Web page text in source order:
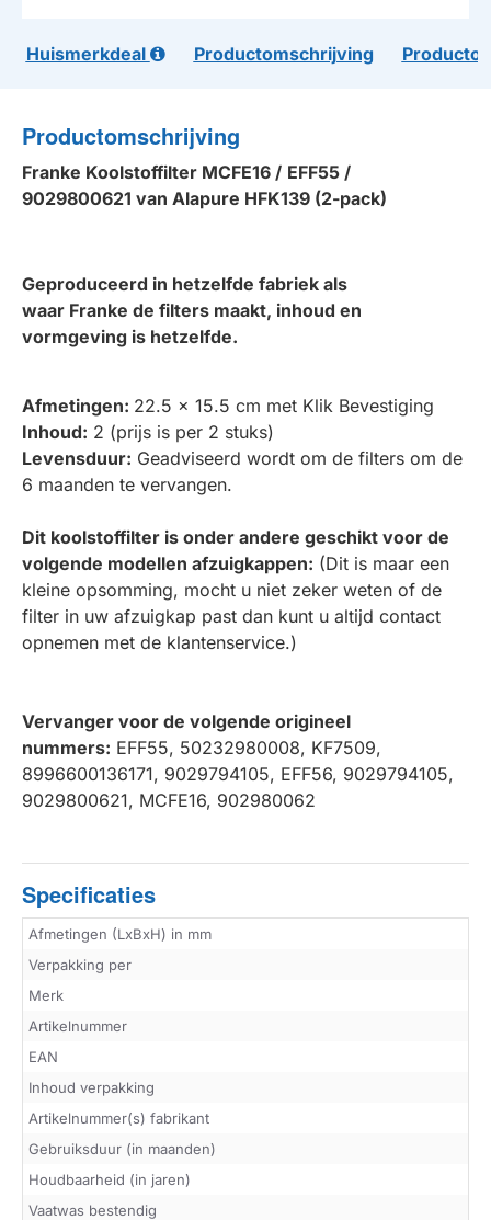
Huismerkdeal Productomschrijving
Productomschrijving
Franke Koolstoffilter MCFE16 / EFF55 /
9029800621 van Alapure HFK139 (2-pack)
Geproduceerd in hetzelfde fabriek als
waar Franke de filters maakt, inhoud en
vormgeving is hetzelfde.
Afmetingen: 22.5 x 15.5 cm met Klik Bevestiging
Inhoud: 2 (prijs is per 2 stuks)
Levensduur: Geadviseerd wordt om de filters om de
6 maanden te vervangen.
Dit koolstoffilter is onder andere geschikt voor de
volgende modellen afzuigkappen: (Dit is maar een
kleine opsomming, mocht u niet zeker weten of de
filter in uw afzuigkap past dan kunt u altijd contact
opnemen met de klantenservice.)
Vervanger voor de volgende origineel
nummers: EFF55, 50232980008, KF7509,
8996600136171, 9029794105, EFF56, 9029794105,
9029800621, MCFE16, 902980062
Specificaties
Afmetingen (LxBxH) in mm
Verpakking per
Merk
Artikelnummer
EAN
Inhoud verpakking
Artikelnummer(s) fabrikant
Gebruiksduur (in maanden)
Houdbaarheid (in jaren)
Vaatwas bestendig